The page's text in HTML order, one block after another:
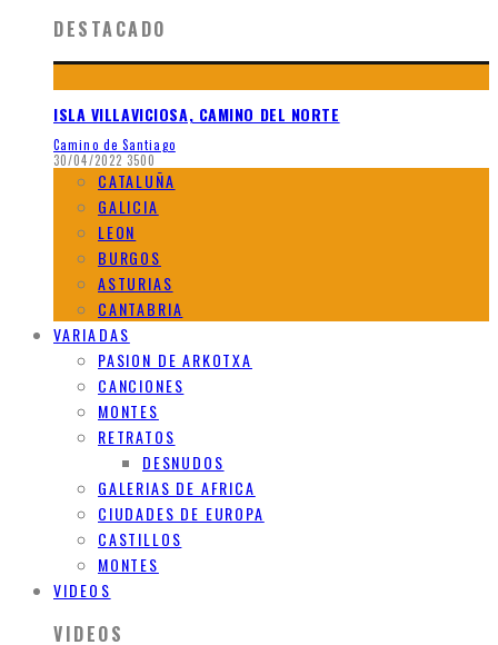
DESTACADO
ISLA VILLAVICIOSA, CAMINO DEL NORTE
Camino de Santiago
30/04/2022 3500
CATALUÑA
GALICIA
LEON
BURGOS
ASTURIAS
CANTABRIA
VARIADAS
PASION DE ARKOTXA
CANCIONES
MONTES
RETRATOS
DESNUDOS
GALERIAS DE AFRICA
CIUDADES DE EUROPA
CASTILLOS
MONTES
VIDEOS
VIDEOS